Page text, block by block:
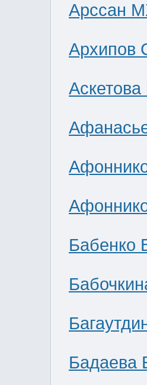
Арссан
Архипов
Бабенко
Бадаева